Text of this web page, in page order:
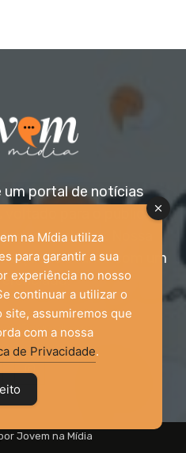
um portal de notícias
voltado para o público
as idades. Nossa
relevante com um
contato:
Jovem na Mídia
na Mídia utiliza
para garantir a sua
experiência no nosso
continuar a utilizar o
site, assumiremos que
com a nossa
de Privacidade.